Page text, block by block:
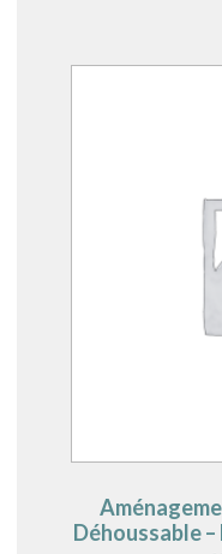
Déhoussable –